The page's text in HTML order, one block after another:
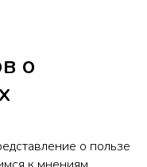
о
о пользе